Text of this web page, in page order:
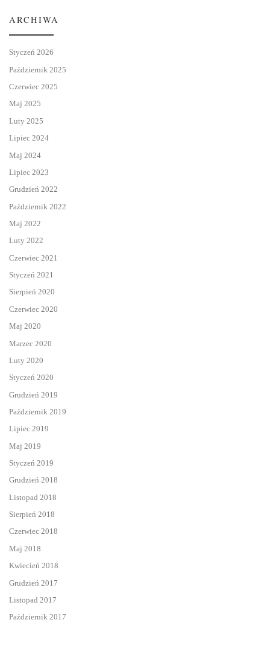
ARCHIWA
Styczeń 2026
Październik 2025
Czerwiec 2025
Maj 2025
Luty 2025
Lipiec 2024
Maj 2024
Lipiec 2023
Grudzień 2022
Październik 2022
Maj 2022
Luty 2022
Czerwiec 2021
Styczeń 2021
Sierpień 2020
Czerwiec 2020
Maj 2020
Marzec 2020
Luty 2020
Styczeń 2020
Grudzień 2019
Październik 2019
Lipiec 2019
Maj 2019
Styczeń 2019
Grudzień 2018
Listopad 2018
Sierpień 2018
Czerwiec 2018
Maj 2018
Kwiecień 2018
Grudzień 2017
Listopad 2017
Październik 2017